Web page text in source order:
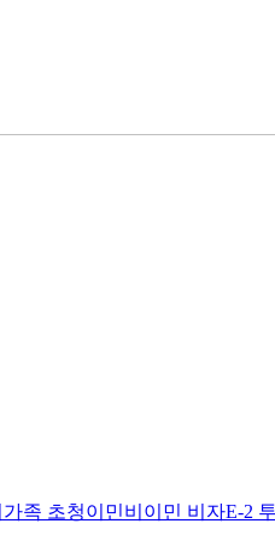
가족 초청이민비이민 비자E-2